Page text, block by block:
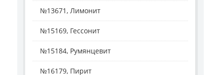
№13671, Лимонит
№15169, Гессонит
№15184, Румянцевит
№16179, Пирит